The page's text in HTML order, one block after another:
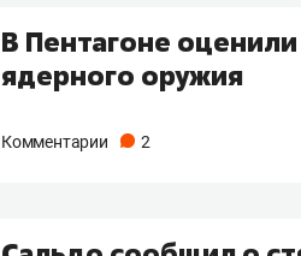
В Пентагоне
ядерного оружия
Комментарии 2